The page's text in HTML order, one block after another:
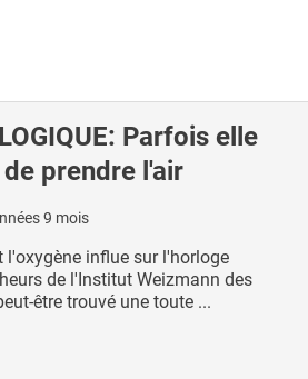
Parfois elle
prendre l'air
9 mois
l'oxygène influe sur l'horloge
de l'Institut Weizmann des
être trouvé une toute ...